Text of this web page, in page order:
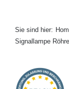
Sie sind hier:
Signallampe